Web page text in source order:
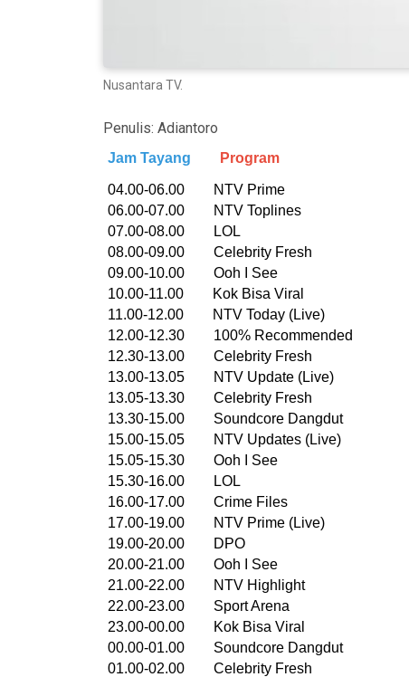
Nusantara TV.
Penulis: Adiantoro
Jam Tayang Program
04.00-06.00 NTV Prime
06.00-07.00 NTV Toplines
07.00-08.00 LOL
08.00-09.00 Celebrity Fresh
09.00-10.00 Ooh I See
10.00-11.00 Kok Bisa Viral
11.00-12.00 NTV Today (Live)
12.00-12.30 100% Recommended
12.30-13.00 Celebrity Fresh
13.00-13.05 NTV Update (Live)
13.05-13.30 Celebrity Fresh
13.30-15.00 Soundcore Dangdut
15.00-15.05 NTV Updates (Live)
15.05-15.30 Ooh I See
15.30-16.00 LOL
16.00-17.00 Crime Files
17.00-19.00 NTV Prime (Live)
19.00-20.00 DPO
20.00-21.00 Ooh I See
21.00-22.00 NTV Highlight
22.00-23.00 Sport Arena
23.00-00.00 Kok Bisa Viral
00.00-01.00 Soundcore Dangdut
01.00-02.00 Celebrity Fresh